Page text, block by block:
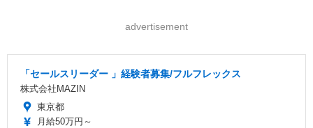
advertisement
「セールスリーダー 」経験者募集/フルフレックス
株式会社MAZIN
東京都
月給50万円～